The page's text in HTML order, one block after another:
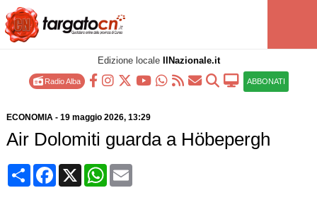
Edizione locale IlNazionale.it
Radio Alba ABBONATI
ECONOMIA- 19 maggio 2026, 13:29
Air Dolomiti guarda a Höbepergh
CondividiFacebook
X WhatsApp
Email